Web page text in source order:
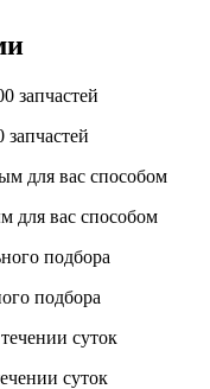
для вас способом
подбора
суток